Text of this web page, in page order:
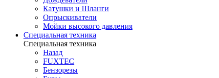
Катушки и Шланги
Опрыскиватели
Мойки высокого давления
Специальная техника
Специальная техника
Назад
FUXTEC
Бензорезы